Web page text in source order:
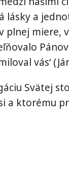
lásky a
plnej miere,
vás‘
Svätej
a ktorému